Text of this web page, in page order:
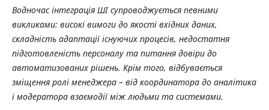
Водночас інтеграція ШІ супроводжується певними
викликами: високі вимоги до якості вхідних даних,
складність адаптації існуючих процесів, недостатня
підготовленість персоналу та питання довіри до
автоматизованих рішень. Крім того, відбувається
зміщення ролі менеджера – від координатора до аналітика
і модератора взаємодії між людьми та системами.